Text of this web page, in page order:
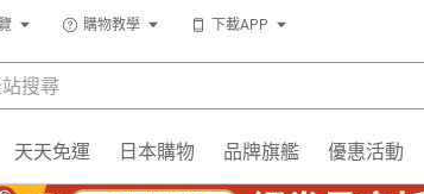
購物教學 下載APP
天天免運 日本購物 品牌旗艦 優惠活動